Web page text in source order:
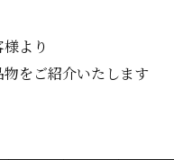
より
をご紹介いたします